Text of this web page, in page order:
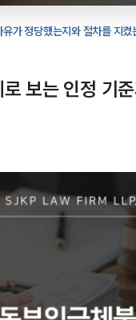
가 정당했는지와 절차를 지켰
보는 인정 기